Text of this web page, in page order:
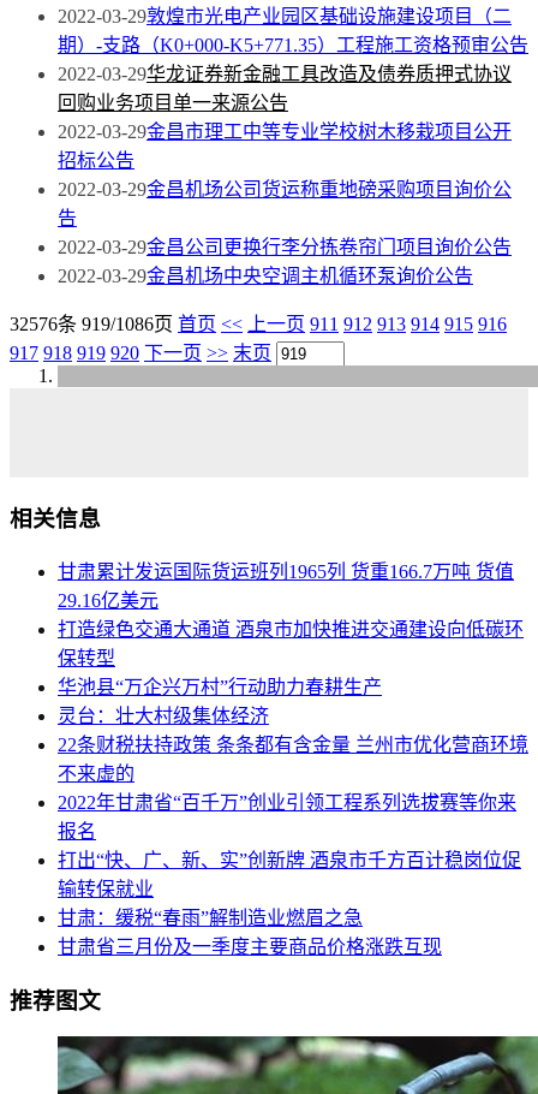
2022-03-29敦煌市光电产业园区基础设施建设项目（二
期）-支路（K0+000-K5+771.35）工程施工资格预审公告
2022-03-29华龙证券新金融工具改造及债券质押式协议
回购业务项目单一来源公告
2022-03-29金昌市理工中等专业学校树木移栽项目公开
招标公告
2022-03-29金昌机场公司货运称重地磅采购项目询价公
告
2022-03-29金昌公司更换行李分拣卷帘门项目询价公告
2022-03-29金昌机场中央空调主机循环泵询价公告
32576条 919/1086页 首页 << 上一页 911 912 913 914 915 916
917 918 919 920 下一页 >> 末页
相关信息
甘肃累计发运国际货运班列1965列 货重166.7万吨 货值
29.16亿美元
打造绿色交通大通道 酒泉市加快推进交通建设向低碳环
保转型
华池县“万企兴万村”行动助力春耕生产
灵台：壮大村级集体经济
22条财税扶持政策 条条都有含金量 兰州市优化营商环境
不来虚的
2022年甘肃省“百千万”创业引领工程系列选拔赛等你来
报名
打出“快、广、新、实”创新牌 酒泉市千方百计稳岗位促
输转保就业
甘肃：缓税“春雨”解制造业燃眉之急
甘肃省三月份及一季度主要商品价格涨跌互现
推荐图文